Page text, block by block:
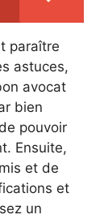
paraître
astuces,
avocat
bien
pouvoir
Ensuite,
et de
et
un